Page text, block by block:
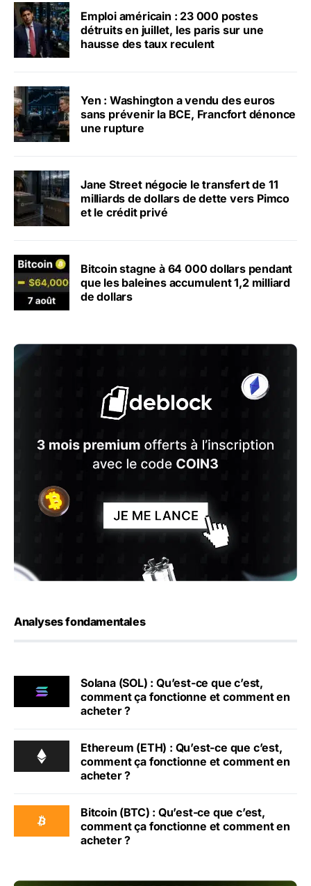
Emploi américain : 23 000 postes
détruits en juillet, les paris sur une
hausse des taux reculent
Yen : Washington a vendu des euros
sans prévenir la BCE, Francfort dénonce
une rupture
Jane Street négocie le transfert de 11
milliards de dollars de dette vers Pimco
et le crédit privé
Bitcoin stagne à 64 000 dollars pendant
que les baleines accumulent 1,2 milliard
de dollars
Analyses fondamentales
Solana (SOL) : Qu’est-ce que c’est,
comment ça fonctionne et comment en
acheter ?
Ethereum (ETH) : Qu’est-ce que c’est,
comment ça fonctionne et comment en
acheter ?
Bitcoin (BTC) : Qu’est-ce que c’est,
comment ça fonctionne et comment en
acheter ?